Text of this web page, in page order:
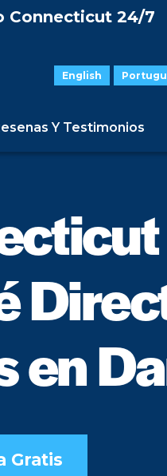
Connecticut 24/7
English
Y Testimonios
en
Gratis